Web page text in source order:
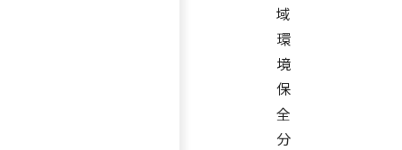
域
環
境
保
全
分